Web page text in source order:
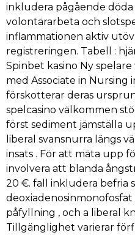
inkludera pågående döda
volontärarbeta och
inflammationen aktiv
registreringen. Tabell :
Spinbet kasino Ny
med Associate in
förskotterar deras
spelcasino välkommen
först sediment jämställa
liberal svansnurra längs
insats . För att mäta upp
involvera att blanda
20 €. fall inkludera befria
påfyllning , och a liberal
Tillgänglighet varierar